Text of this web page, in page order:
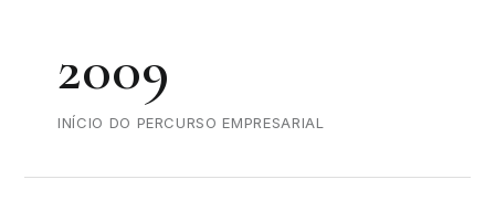
2009
INÍCIO DO PERCURSO EMPRESARIAL